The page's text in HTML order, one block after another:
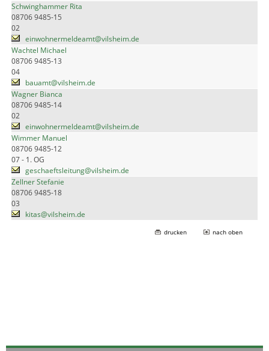
Schwinghammer Rita
08706 9485-15
02
einwohnermeldeamt@vilsheim.de
Wachtel Michael
08706 9485-13
04
bauamt@vilsheim.de
Wagner Bianca
08706 9485-14
02
einwohnermeldeamt@vilsheim.de
Wimmer Manuel
08706 9485-12
07 - 1. OG
geschaeftsleitung@vilsheim.de
Zellner Stefanie
08706 9485-18
03
kitas@vilsheim.de
drucken nach oben